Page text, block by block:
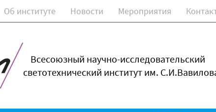
Об институте Новости Мероприятия
Всесоюзный научно-исследовательский
светотехнический институт им.